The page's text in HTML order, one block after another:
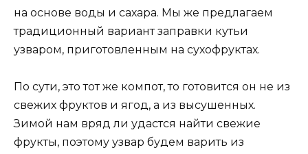
на основе воды и сахара. Мы же предлагаем
традиционный вариант заправки кутьи
узваром, приготовленным на сухофруктах.
По сути, это тот же компот, то готовится он не из
свежих фруктов и ягод, а из высушенных.
Зимой нам вряд ли удастся найти свежие
фрукты, поэтому узвар будем варить из